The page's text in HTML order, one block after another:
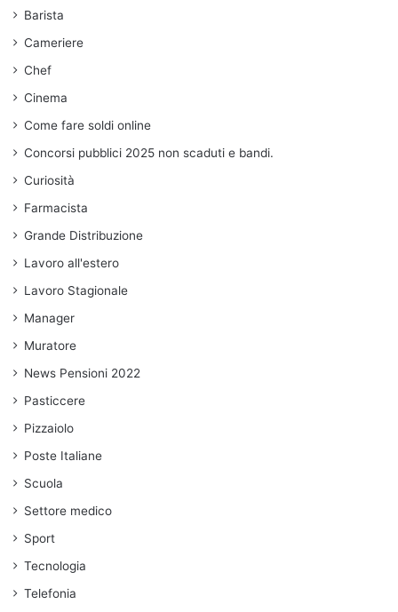
Barista
Cameriere
Chef
Cinema
Come fare soldi online
Concorsi pubblici 2025 non scaduti e bandi.
Curiosità
Farmacista
Grande Distribuzione
Lavoro all'estero
Lavoro Stagionale
Manager
Muratore
News Pensioni 2022
Pasticcere
Pizzaiolo
Poste Italiane
Scuola
Settore medico
Sport
Tecnologia
Telefonia